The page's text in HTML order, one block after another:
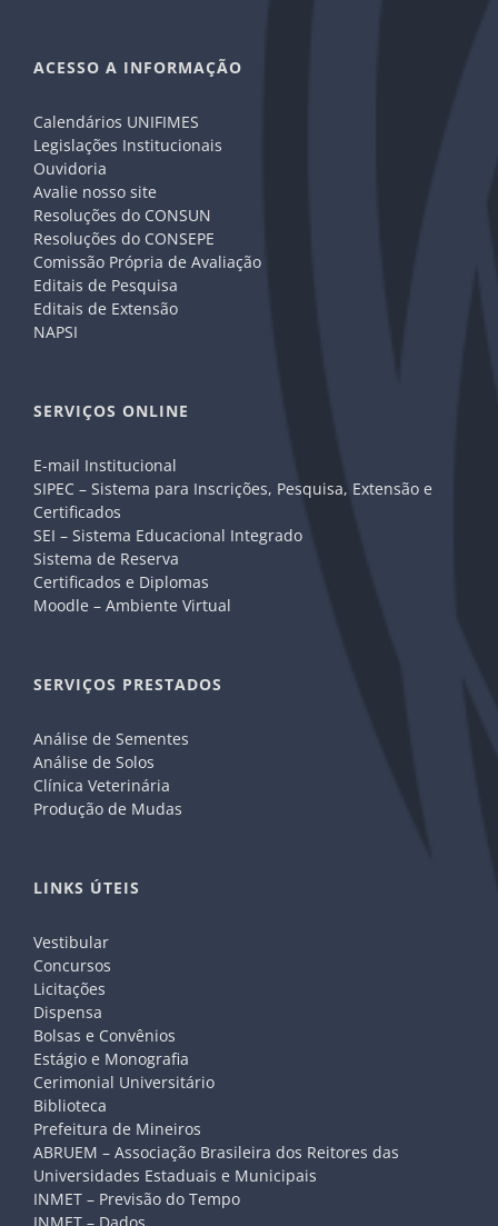
ACESSO A INFORMAÇÃO
Calendários UNIFIMES
Legislações Institucionais
Ouvidoria
Avalie nosso site
Resoluções do CONSUN
Resoluções do CONSEPE
Comissão Própria de Avaliação
Editais de Pesquisa
Editais de Extensão
NAPSI
SERVIÇOS ONLINE
E-mail Institucional
SIPEC – Sistema para Inscrições, Pesquisa, Extensão e
Certificados
SEI – Sistema Educacional Integrado
Sistema de Reserva
Certificados e Diplomas
Moodle – Ambiente Virtual
SERVIÇOS PRESTADOS
Análise de Sementes
Análise de Solos
Clínica Veterinária
Produção de Mudas
LINKS ÚTEIS
Vestibular
Concursos
Licitações
Dispensa
Bolsas e Convênios
Estágio e Monografia
Cerimonial Universitário
Biblioteca
Prefeitura de Mineiros
ABRUEM – Associação Brasileira dos Reitores das
Universidades Estaduais e Municipais
INMET – Previsão do Tempo